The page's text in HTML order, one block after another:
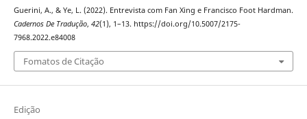
Guerini, A., & Ye, L. (2022). Entrevista com Fan Xing e Francisco Foot Hardman.
Cadernos De Tradução, 42(1), 1–13. https://doi.org/10.5007/2175-
7968.2022.e84008
Fomatos de Citação
Edição